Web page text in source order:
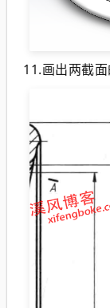
11.画出两截面